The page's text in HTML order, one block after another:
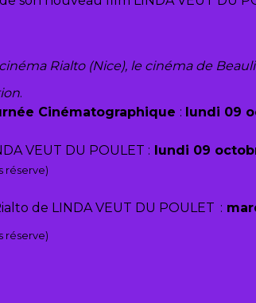
cinéma Rialto (Nice), le cinéma de
.
Cinématographique : lundi 09
VEUT DU POULET : lundi 09
réserve)
de LINDA VEUT DU POULET :
réserve)